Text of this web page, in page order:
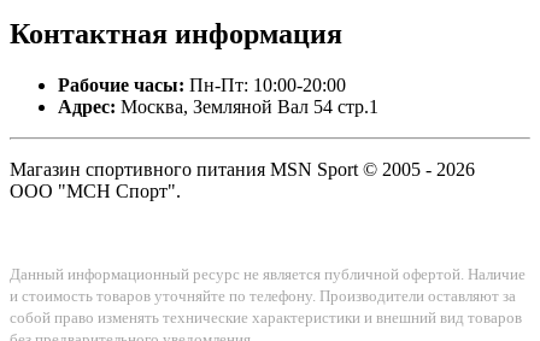
Контактная информация
Рабочие часы: Пн-Пт: 10:00-20:00
Адрес: Москва, Земляной Вал 54 стр.1
Магазин спортивного питания MSN Sport © 2005 - 2026
ООО "МСН Спорт".
Данный информационный ресурс не является публичной офертой. Наличие
и стоимость товаров уточняйте по телефону. Производители оставляют за
собой право изменять технические характеристики и внешний вид товаров